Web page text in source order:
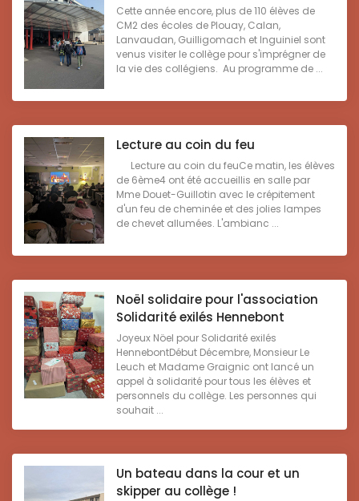
Cette année encore, plus de 110 élèves de
CM2 des écoles de Plouay, Calan,
Lanvaudan, Guilligomach et Inguiniel sont
venus visiter le collège pour s'imprégner de
la vie des collégiens. Au programme de ...
Lecture au coin du feu
Lecture au coin du feuCe matin, les élèves
de 6ème4 ont été accueillis en salle par
Mme Douet-Guillotin avec le crépitement
d'un feu de cheminée et des jolies lampes
de chevet allumées. L'ambianc ...
Noël solidaire pour l'association
Solidarité exilés Hennebont
Joyeux Nöel pour Solidarité exilés
HennebontDébut Décembre, Monsieur Le
Leuch et Madame Graignic ont lancé un
appel à solidarité pour tous les élèves et
personnels du collège. Les personnes qui
souhait ...
Un bateau dans la cour et un
skipper au collège !